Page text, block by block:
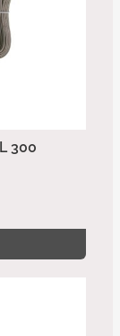
300